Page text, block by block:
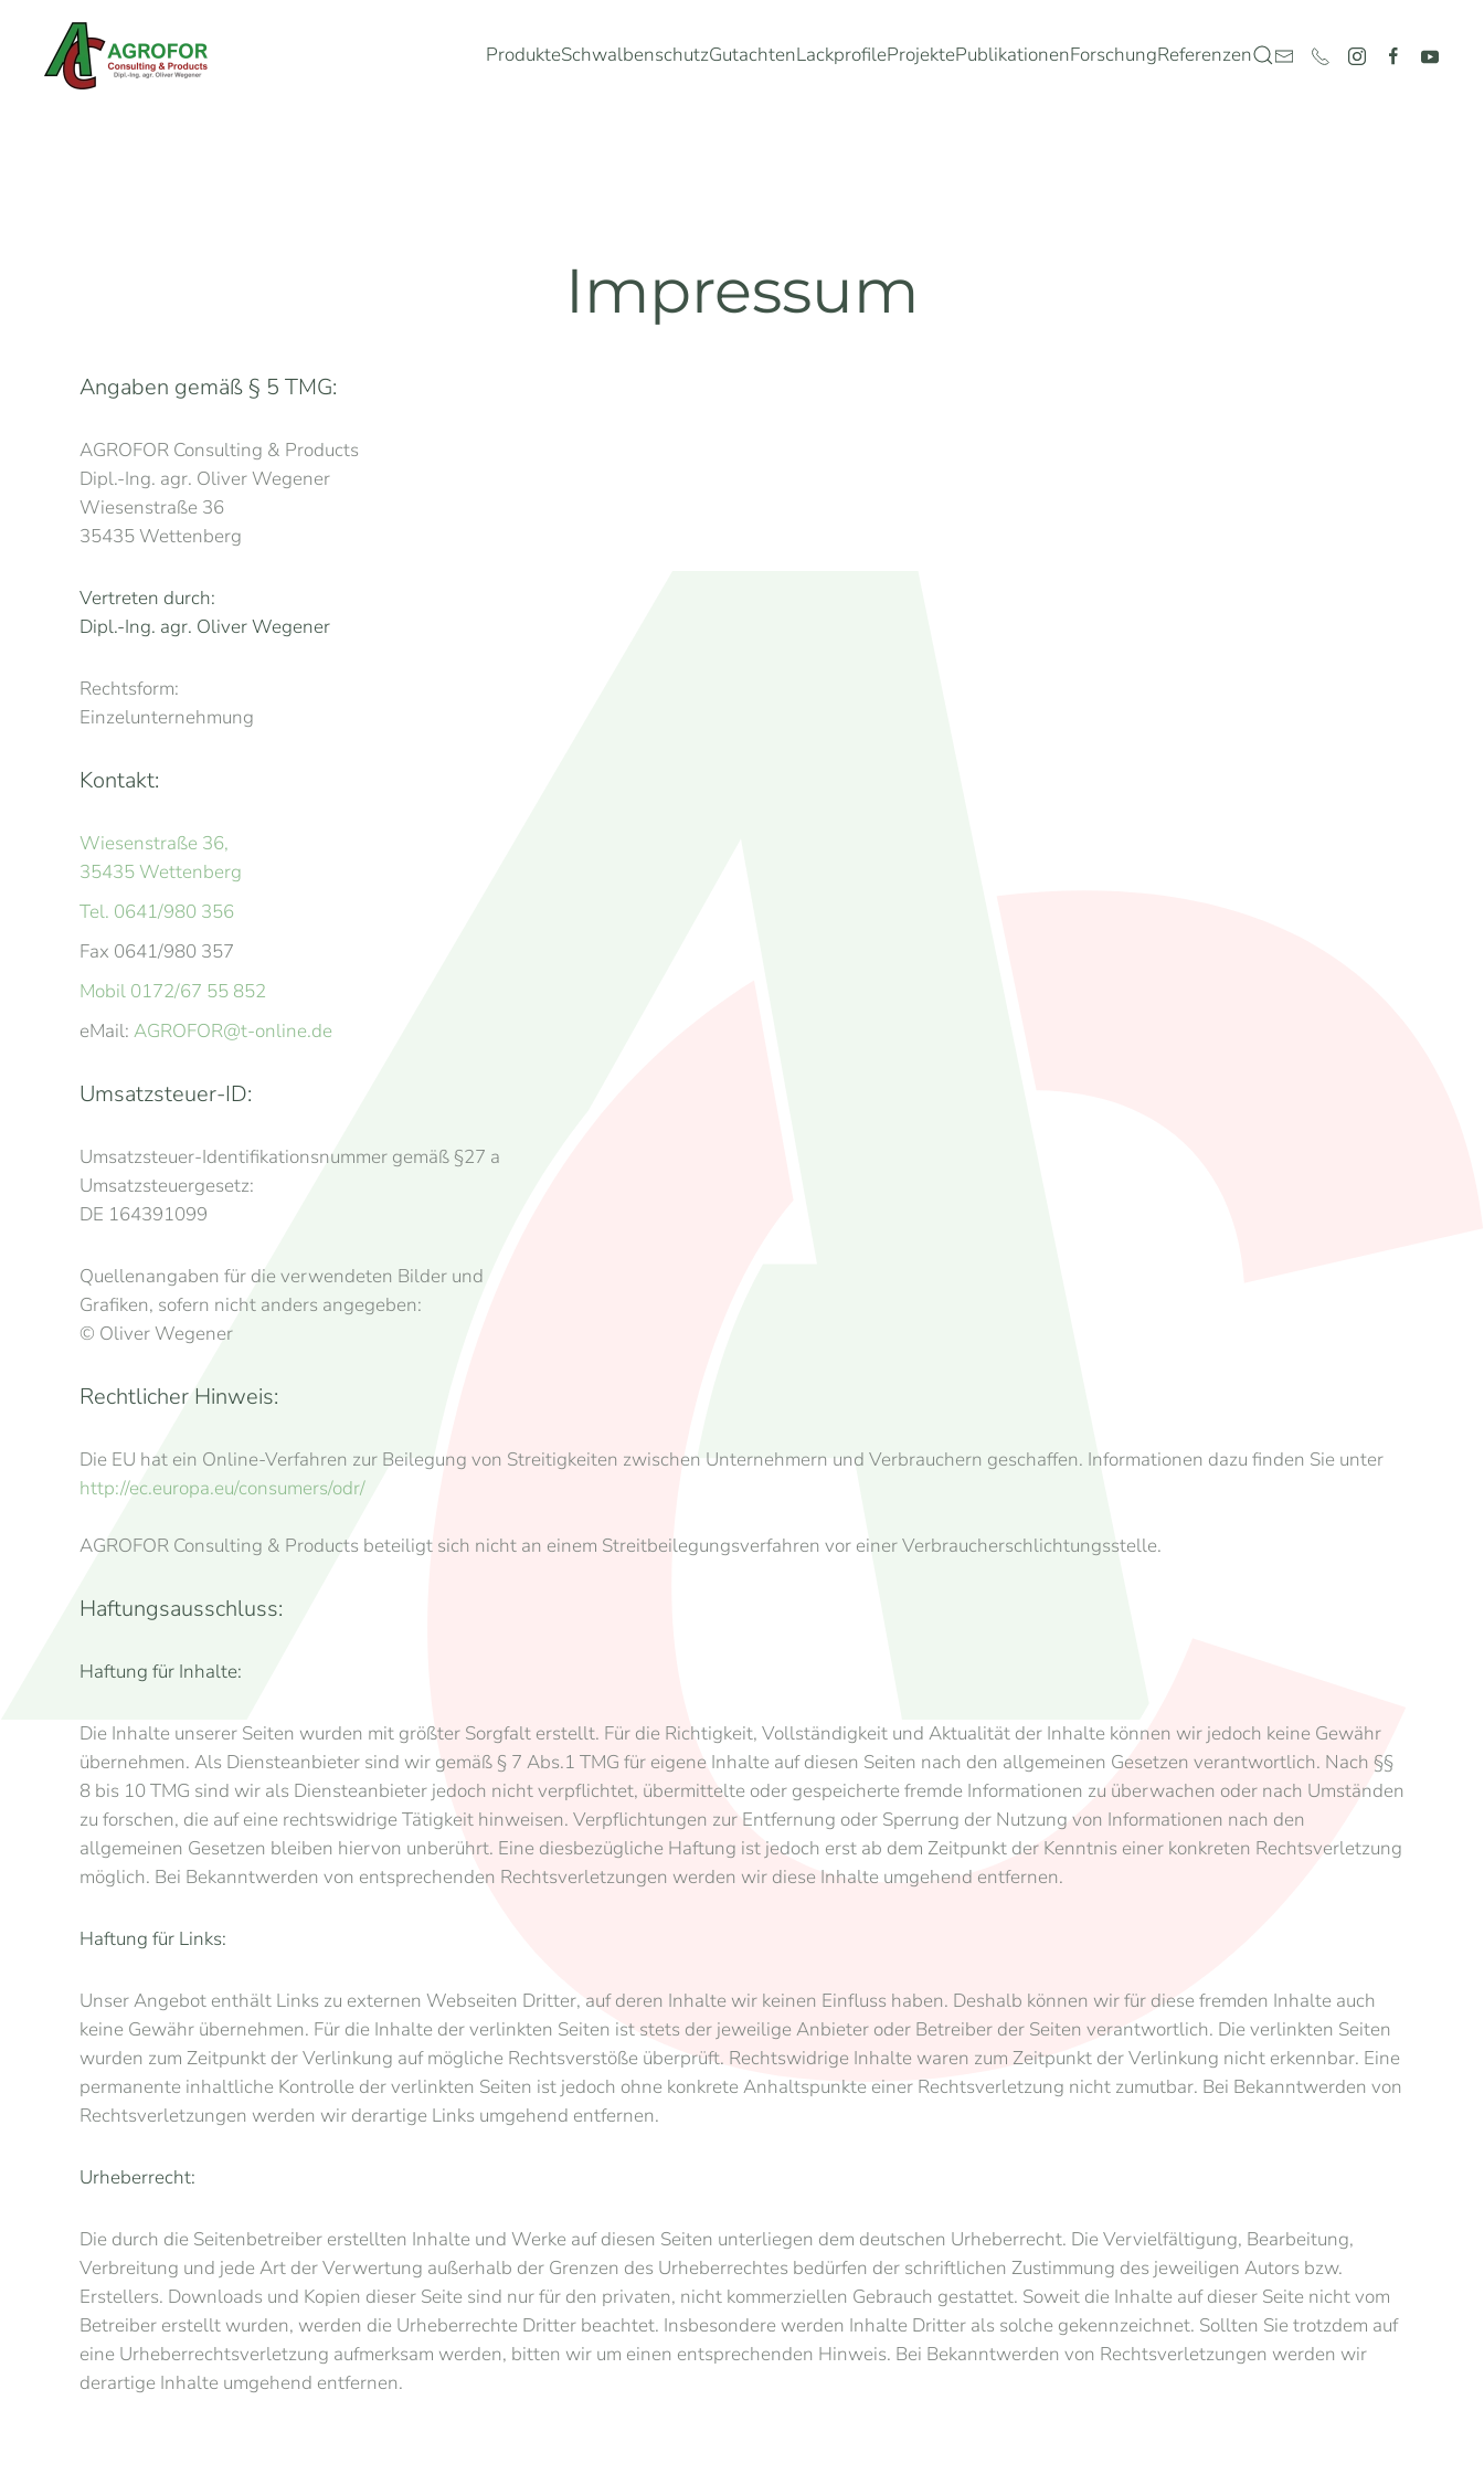
Zum Hauptinhalt springen ProdukteSchwalbenschutzGutachtenLackprofileProjektePublikationenForschungReferenzen
Impressum
Angaben gemäß § 5 TMG:
AGROFOR Consulting & Products
Dipl.-Ing. agr. Oliver Wegener
Wiesenstraße 36
35435 Wettenberg
Vertreten durch:
Dipl.-Ing. agr. Oliver Wegener
Rechtsform:
Einzelunternehmung
Kontakt:
Wiesenstraße 36,
35435 Wettenberg
Tel. 0641/980 356
Fax 0641/980 357
Mobil 0172/67 55 852
eMail: AGROFOR@t-online.de
Umsatzsteuer-ID:
Umsatzsteuer-Identifikationsnummer gemäß §27 a
Umsatzsteuergesetz:
DE 164391099
Quellenangaben für die verwendeten Bilder und
Grafiken, sofern nicht anders angegeben:
© Oliver Wegener
Rechtlicher Hinweis:
Die EU hat ein Online-Verfahren zur Beilegung von Streitigkeiten zwischen Unternehmern und Verbrauchern geschaffen. Informationen dazu finden Sie unter
http://ec.europa.eu/consumers/odr/
AGROFOR Consulting & Products beteiligt sich nicht an einem Streitbeilegungsverfahren vor einer Verbraucherschlichtungsstelle.
Haftungsausschluss:
Haftung für Inhalte:
Die Inhalte unserer Seiten wurden mit größter Sorgfalt erstellt. Für die Richtigkeit, Vollständigkeit und Aktualität der Inhalte können wir jedoch keine Gewähr
übernehmen. Als Diensteanbieter sind wir gemäß § 7 Abs.1 TMG für eigene Inhalte auf diesen Seiten nach den allgemeinen Gesetzen verantwortlich. Nach §§
8 bis 10 TMG sind wir als Diensteanbieter jedoch nicht verpflichtet, übermittelte oder gespeicherte fremde Informationen zu überwachen oder nach Umständen
zu forschen, die auf eine rechtswidrige Tätigkeit hinweisen. Verpflichtungen zur Entfernung oder Sperrung der Nutzung von Informationen nach den
allgemeinen Gesetzen bleiben hiervon unberührt. Eine diesbezügliche Haftung ist jedoch erst ab dem Zeitpunkt der Kenntnis einer konkreten Rechtsverletzung
möglich. Bei Bekanntwerden von entsprechenden Rechtsverletzungen werden wir diese Inhalte umgehend entfernen.
Haftung für Links:
Unser Angebot enthält Links zu externen Webseiten Dritter, auf deren Inhalte wir keinen Einfluss haben. Deshalb können wir für diese fremden Inhalte auch
keine Gewähr übernehmen. Für die Inhalte der verlinkten Seiten ist stets der jeweilige Anbieter oder Betreiber der Seiten verantwortlich. Die verlinkten Seiten
wurden zum Zeitpunkt der Verlinkung auf mögliche Rechtsverstöße überprüft. Rechtswidrige Inhalte waren zum Zeitpunkt der Verlinkung nicht erkennbar. Eine
permanente inhaltliche Kontrolle der verlinkten Seiten ist jedoch ohne konkrete Anhaltspunkte einer Rechtsverletzung nicht zumutbar. Bei Bekanntwerden von
Rechtsverletzungen werden wir derartige Links umgehend entfernen.
Urheberrecht:
Die durch die Seitenbetreiber erstellten Inhalte und Werke auf diesen Seiten unterliegen dem deutschen Urheberrecht. Die Vervielfältigung, Bearbeitung,
Verbreitung und jede Art der Verwertung außerhalb der Grenzen des Urheberrechtes bedürfen der schriftlichen Zustimmung des jeweiligen Autors bzw.
Erstellers. Downloads und Kopien dieser Seite sind nur für den privaten, nicht kommerziellen Gebrauch gestattet. Soweit die Inhalte auf dieser Seite nicht vom
Betreiber erstellt wurden, werden die Urheberrechte Dritter beachtet. Insbesondere werden Inhalte Dritter als solche gekennzeichnet. Sollten Sie trotzdem auf
eine Urheberrechtsverletzung aufmerksam werden, bitten wir um einen entsprechenden Hinweis. Bei Bekanntwerden von Rechtsverletzungen werden wir
derartige Inhalte umgehend entfernen.